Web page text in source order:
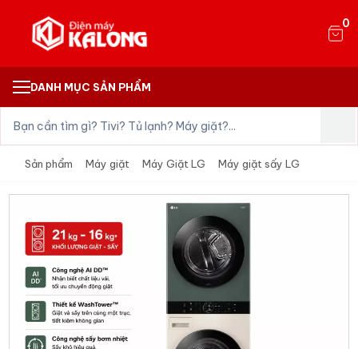
0
DANH MỤC SẢN PHẨM
Sản phẩm Máy giặt Máy Giặt LG Máy giặt sấy LG